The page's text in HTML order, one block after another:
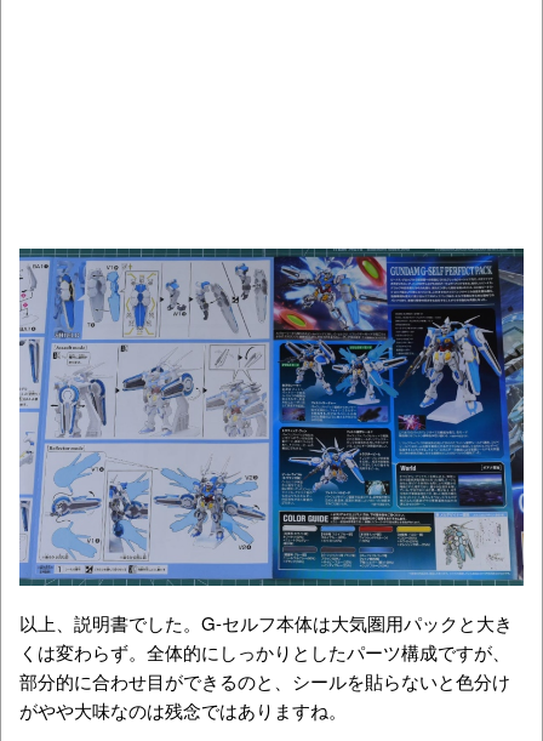
以上、説明書でした。G-セルフ本体は大気圏用パックと大き
くは変わらず。全体的にしっかりとしたパーツ構成ですが、
部分的に合わせ目ができるのと、シールを貼らないと色分け
がやや大味なのは残念ではありますね。